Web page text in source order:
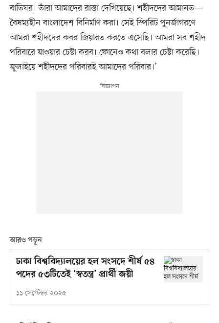
বাতিঘর। তাঁরা আমাদের রাস্তা দেখিয়েছে। শহীদদের আমানত—
বৈষম্যহীন বাংলাদেশ বিনির্মাণ করা। সেই স্পিরিট পুনর্জাগরণে
আমরা শহীদদের কবর জিয়ারত করতে এসেছি। আমরা সব শহীদ
পরিবারে যাওয়ার চেষ্টা করব। ফোনেও কথা বলার চেষ্টা করেছি।
জুলাইয়ে শহীদদের পরিবারই আমাদের পরিবার।’
আরও পড়ুন
ঢাকা বিশ্ববিদ্যালয়ের হল সংসদে শীর্ষ ৫৪
পদের ৫৩টিতেই ‘স্বতন্ত্র’ প্রার্থী জয়ী
১১ সেপ্টেম্বর ২০২৫